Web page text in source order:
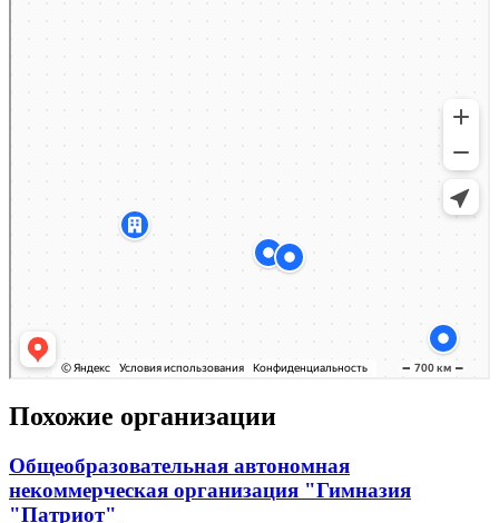
Похожие организации
Общеобразовательная автономная
некоммерческая организация "Гимназия
"Патриот"